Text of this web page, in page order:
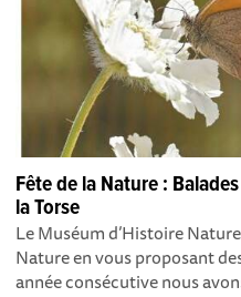
Fête de la Nature :
la Torse
Le Muséum d’Histoire
Nature en vous proposant
année consécutive nous